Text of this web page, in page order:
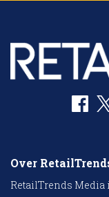
Over
RetailTrends